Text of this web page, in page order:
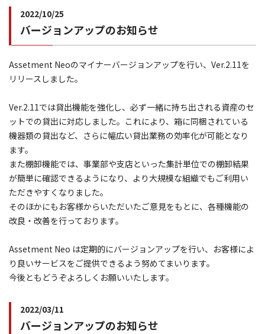
2022/10/25
バージョンアップのお知らせ
Assetment Neoのマイナーバージョンアップを行い、Ver.2.11を
リリースしました。
Ver.2.11では貸出機能を強化し、必ず一緒に持ち出される資産のセ
ットでの貸出に対応しました。これにより、箱に同梱されている
機器類の貸出など、さらに幅広い貸出業務の効率化が可能となり
ます。
また棚卸機能では、事業部や支店といった集計単位での棚卸結果
が簡単に確認できるようになり、より大規模な組織でもご利用い
ただきやすくなりました。
そのほかにもお客様からいただいたご意見をもとに、各種機能の
改良・改善を行っております。
Assetment Neo は定期的にバージョンアップを行い、お客様によ
り良いサービスをご提供できるよう努めてまいります。
今後ともどうぞよろしくお願いいたします。
2022/03/11
バージョンアップのお知らせ